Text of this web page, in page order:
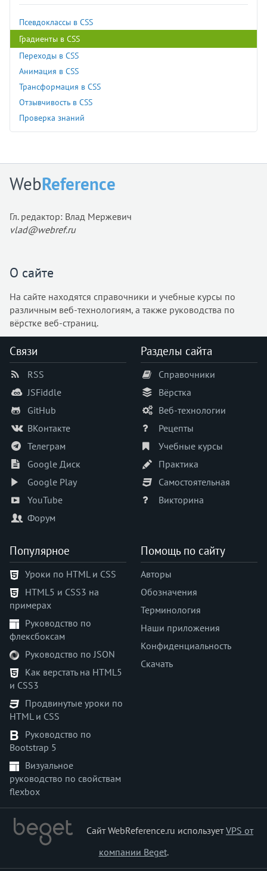
Псевдоклассы в CSS
Градиенты в CSS
Переходы в CSS
Анимация в CSS
Трансформация в CSS
Отзывчивость в CSS
Проверка знаний
WebReference
Гл. редактор: Влад Мержевич
vlad@webref.ru
О сайте
На сайте находятся справочники и учебные курсы по
различным веб-технологиям, а также руководства по
вёрстке веб-страниц.
Связи
RSS
JSFiddle
GitHub
ВКонтакте
Телеграм
Google Диск
Google Play
YouTube
Форум
Разделы сайта
Справочники
Вёрстка
Веб-технологии
Рецепты
Учебные курсы
Практика
Самостоятельная
Викторина
Популярное
Уроки по HTML и CSS
HTML5 и CSS3 на
примерах
Руководство по
флексбоксам
Руководство по JSON
Как верстать на HTML5
и CSS3
Продвинутые уроки по
HTML и CSS
Руководство по
Bootstrap 5
Визуальное
руководство по свойствам
flexbox
Помощь по сайту
Авторы
Обозначения
Терминология
Наши приложения
Конфиденциальность
Скачать
Сайт WebReference.ru используетVPS от
компании Beget.